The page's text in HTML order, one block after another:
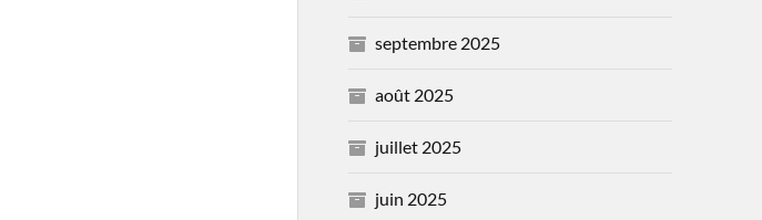
septembre 2025
août 2025
juillet 2025
juin 2025